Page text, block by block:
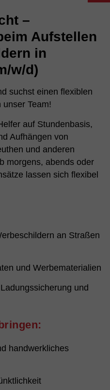
–
Aufstellen
in
w/d)
suchst einen flexiblen
Team!
auf Stundenbasis,
Aufhängen von
und anderen
morgens, abends oder
lassen sich flexibel
an Straßen
und Werbematerialien
und
handwerkliches